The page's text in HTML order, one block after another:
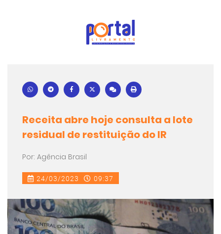
Receita abre hoje consulta a lote
residual de restituição do IR
Por: Agência Brasil
24/03/2023 09:37